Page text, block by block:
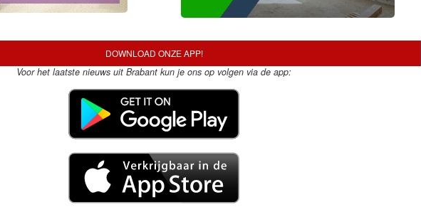
DOWNLOAD ONZE APP!
Voor het laatste nieuws uit Brabant kun je ons op volgen via de app: